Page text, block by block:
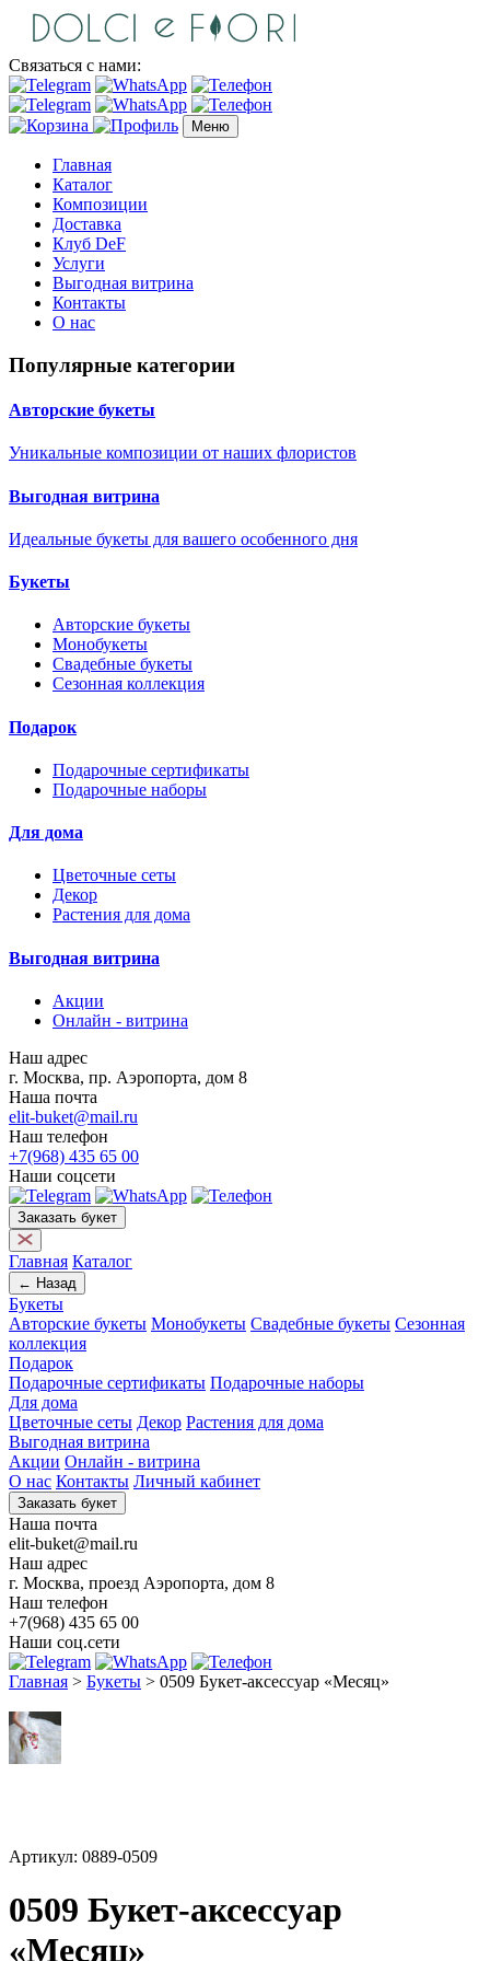
Связаться с нами:
Меню
Главная
Каталог
Композиции
Доставка
Клуб DeF
Услуги
Выгодная витрина
Контакты
О нас
Популярные категории
Авторские букеты
Уникальные композиции от наших флористов
Выгодная витрина
Идеальные букеты для вашего особенного дня
Букеты
Авторские букеты
Монобукеты
Свадебные букеты
Сезонная коллекция
Подарок
Подарочные сертификаты
Подарочные наборы
Для дома
Цветочные сеты
Декор
Растения для дома
Выгодная витрина
Акции
Онлайн - витрина
Наш адрес
г. Москва, пр. Аэропорта, дом 8
Наша почта
elit-buket@mail.ru
Наш телефон
+7(968) 435 65 00
Наши соцсети
Заказать букет
Главная Каталог
← Назад
Букеты
Авторские букеты Монобукеты Свадебные букеты Сезонная
коллекция
Подарок
Подарочные сертификаты Подарочные наборы
Для дома
Цветочные сеты Декор Растения для дома
Выгодная витрина
Акции Онлайн - витрина
О нас Контакты Личный кабинет
Заказать букет
Наша почта
elit-buket@mail.ru
Наш адрес
г. Москва, проезд Аэропорта, дом 8
Наш телефон
+7(968) 435 65 00
Наши соц.сети
Главная > Букеты > 0509 Букет-аксессуар «Месяц»
Артикул: 0889-0509
0509 Букет-аксессуар
«Месяц»